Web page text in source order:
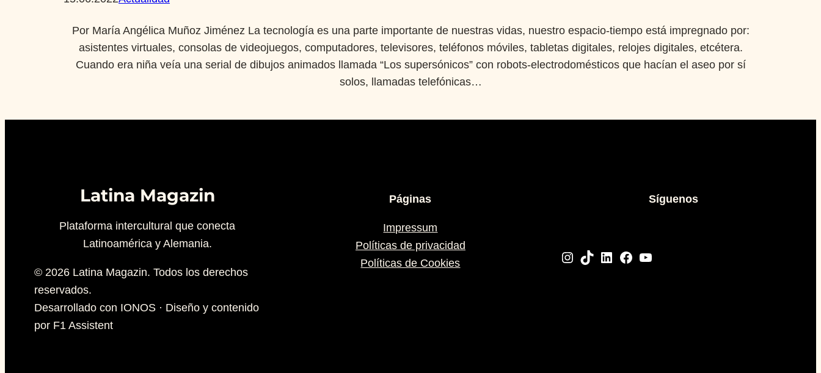
Por María Angélica Muñoz Jiménez La tecnología es una parte importante de nuestras vidas, nuestro espacio-tiempo está impregnado por:
asistentes virtuales, consolas de videojuegos, computadores, televisores, teléfonos móviles, tabletas digitales, relojes digitales, etcétera.
Cuando era niña veía una serial de dibujos animados llamada “Los supersónicos” con robots-electrodomésticos que hacían el aseo por sí
solos, llamadas telefónicas…
Latina Magazin
Plataforma intercultural que conecta
Latinoamérica y Alemania.
© 2026 Latina Magazin. Todos los derechos
reservados.
Desarrollado con IONOS · Diseño y contenido
por F1 Assistent
Páginas
Impressum
Políticas de privacidad
Políticas de Cookies
Síguenos
Instagram TikTok LinkedIn Facebook YouTube